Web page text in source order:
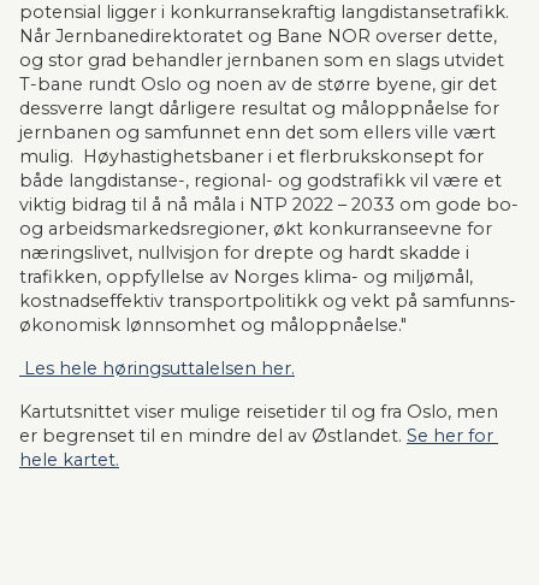
potensial ligger i konkurransekraftig langdistansetrafikk.
Når Jernbanedirektoratet og Bane NOR overser dette,
og stor grad behandler jernbanen som en slags utvidet
T-bane rundt Oslo og noen av de større byene, gir det
dessverre langt dårligere resultat og måloppnåelse for
jernbanen og samfunnet enn det som ellers ville vært
mulig.  Høyhastighetsbaner i et flerbrukskonsept for
både langdistanse-, regional- og godstrafikk vil være et
viktig bidrag til å nå måla i NTP 2022 – 2033 om gode bo-
og arbeidsmarkedsregioner, økt konkurranse­evne for
næringslivet, nullvisjon for drepte og hardt skadde i
trafikken, oppfyllelse av Norges klima- og miljømål,
kostnads­effektiv transportpolitikk og vekt på samfunns­
økonomisk lønnsomhet og måloppnåelse."
Les hele høringsuttalelsen her.
Kartutsnittet viser mulige reisetider til og fra Oslo, men
er begrenset til en mindre del av Østlandet. Se her for
hele kartet.